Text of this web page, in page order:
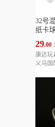
32号
纸卡
29.00
康达玩
义乌国